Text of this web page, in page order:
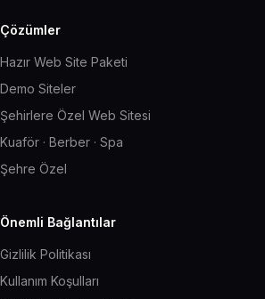
Çözümler
Hazır Web Site Paketi
Demo Siteler
Şehirlere Özel Web Sitesi
Kuaför · Berber · Spa
Şehre Özel
Önemli Bağlantılar
Gizlilik Politikası
Kullanım Koşulları